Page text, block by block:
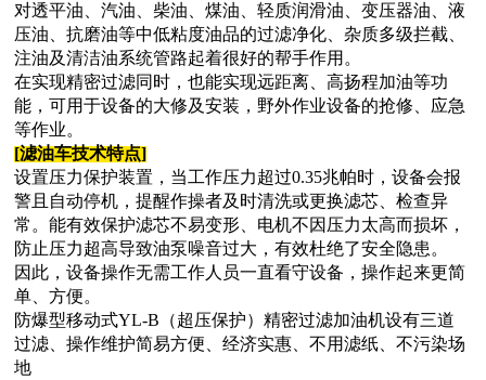
对透平油、汽油、柴油、煤油、轻质润滑油、变压器油、液
压油、抗磨油等中低粘度油品的过滤净化、杂质多级拦截、
注油及清洁油系统管路起着很好的帮手作用。
在实现精密过滤同时，也能实现远距离、高扬程加油等功
能，可用于设备的大修及安装，野外作业设备的抢修、应急
等作业。
[滤油车技术特点]
设置压力保护装置，当工作压力超过0.35兆帕时，设备会报
警且自动停机，提醒作操者及时清洗或更换滤芯、检查异
常。能有效保护滤芯不易变形、电机不因压力太高而损坏，
防止压力超高导致油泵噪音过大，有效杜绝了安全隐患。
因此，设备操作无需工作人员一直看守设备，操作起来更简
单、方便。
防爆型移动式YL-B（超压保护）精密过滤加油机设有三道
过滤、操作维护简易方便、经济实惠、不用滤纸、不污染场
地